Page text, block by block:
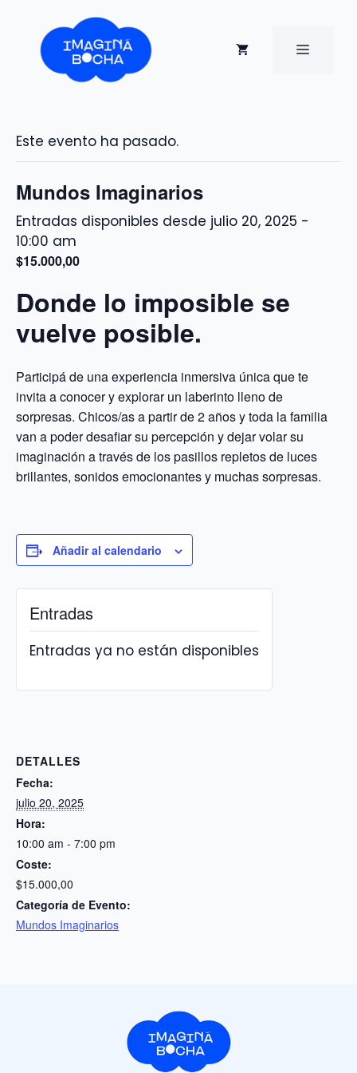
contenido
MENÚ
Este evento ha pasado.
Mundos Imaginarios
julio 20, 2025 -
10:00 am
$15.000,00
Donde lo imposible se
vuelve posible.
Participá de una experiencia inmersiva única que te
invita a conocer y explorar un laberinto lleno de
sorpresas. Chicos/as a partir de 2 años y toda la familia
van a poder desafiar su percepción y dejar volar su
imaginación a través de los pasillos repletos de luces
brillantes, sonidos emocionantes y muchas sorpresas.
Añadir al calendario
DETALLES
Fecha:
julio 20, 2025
Hora:
10:00 am - 7:00 pm
Coste:
$15.000,00
Categoría de Evento:
Mundos Imaginarios
Entradas
Entradas ya no están disponibles